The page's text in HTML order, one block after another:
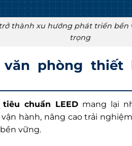
thành xu hướng phát triển
trọng
phòng thiết
chuẩn LEED mang lại
hành, nâng cao trải
vững.